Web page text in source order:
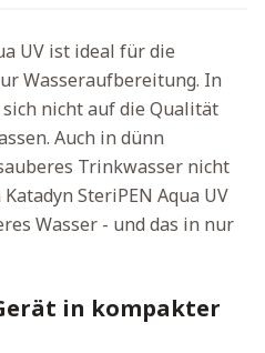
UV ist ideal für die
Wasseraufbereitung. In
nicht auf die Qualität
Auch in dünn
Trinkwasser nicht
SteriPEN Aqua UV
Wasser - und das in nur
in kompakter